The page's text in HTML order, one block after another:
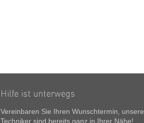
Hilfe ist unterwegs
Vereinbaren Sie Ihren Wunschtermin, unsere
Techniker sind bereits ganz in Ihrer Nähe!